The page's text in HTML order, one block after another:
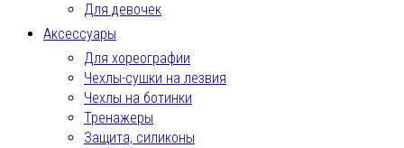
Для девочек
Аксессуары
Для хореографии
Чехлы-сушки на лезвия
Чехлы на ботинки
Тренажеры
Защита, силиконы